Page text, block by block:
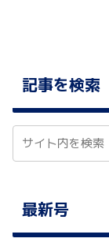
記事を検索
最新号